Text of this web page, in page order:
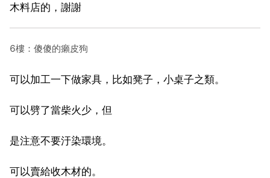
木料店的，謝謝
6樓：傻傻的癩皮狗
可以加工一下做家具，比如凳子，小桌子之類。
可以劈了當柴火少，但
是注意不要汙染環境。
可以賣給收木材的。